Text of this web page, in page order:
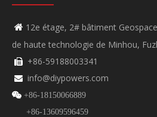
 12e étage, 2# bâtiment
de haute technologie de Minhou,
 +86-59188003341
 info@diypowers.com
 +86-18150066889
+86-13609596459